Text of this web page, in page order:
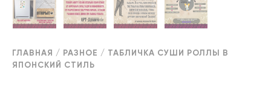
ГЛАВНАЯ / РАЗНОЕ / ТАБЛИЧКА СУШИ РОЛЛЫ В
ЯПОНСКИЙ СТИЛЬ